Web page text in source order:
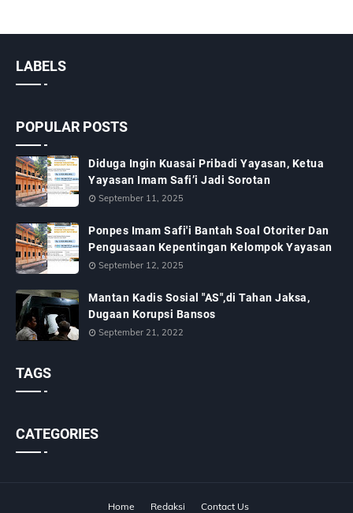
LABELS
POPULAR POSTS
Diduga Ingin Kuasai Pribadi Yayasan, Ketua
Yayasan Imam Safi’i Jadi Sorotan
September 11, 2025
Ponpes Imam Safi'i Bantah Soal Otoriter Dan
Penguasaan Kepentingan Kelompok Yayasan
September 12, 2025
Mantan Kadis Sosial "AS",di Tahan Jaksa,
Dugaan Korupsi Bansos
September 21, 2022
TAGS
CATEGORIES
Home Redaksi Contact Us